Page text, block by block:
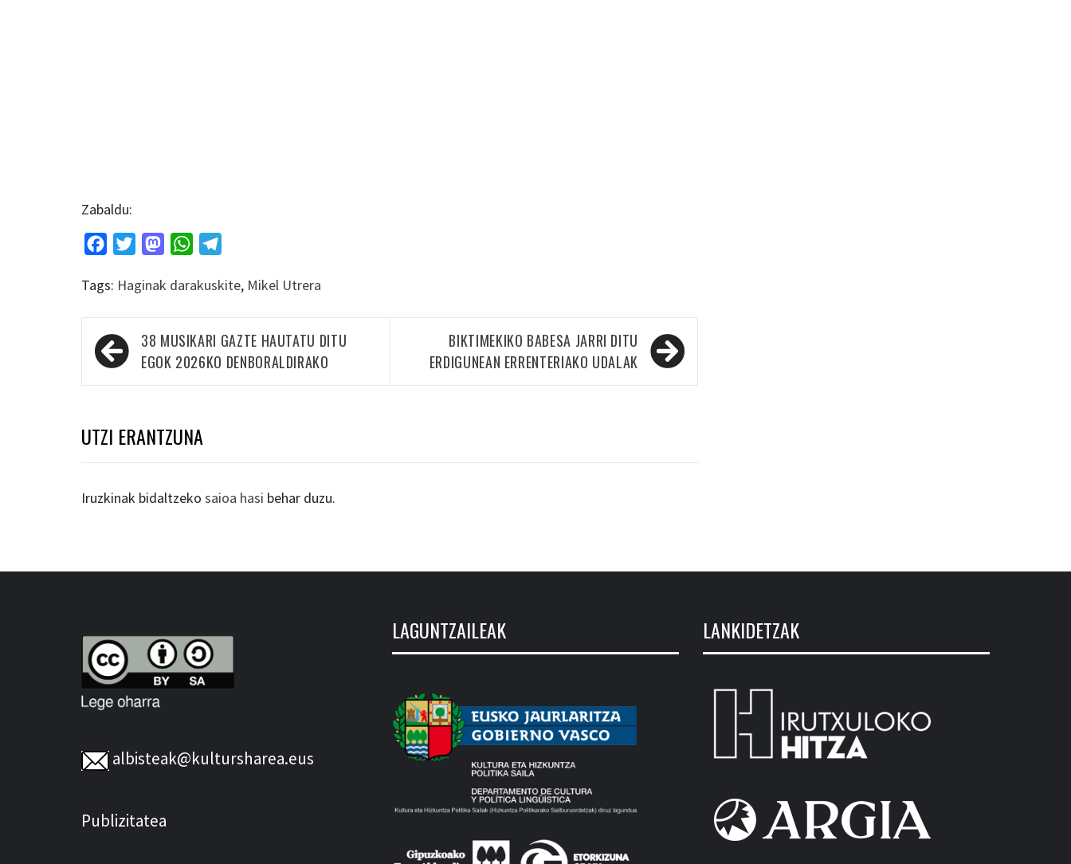
Zabaldu:
FacebookTwitterMastodonWhatsApp
Tags: Haginak darakuskite, Mikel Utrera
Bidalketetan
zehar
38 MUSIKARI GAZTE HAUTATU DITU
EGOK 2026KO DENBORALDIRAKO
BIKTIMEKIKO BABESA JARRI DITU
ERDIGUNEAN ERRENTERIAKO UDALAK
UTZI ERANTZUNA
Iruzkinak bidaltzeko saioa hasi behar duzu.
albisteak@kultursharea.eus
Publizitatea
LAGUNTZAILEAK LANKIDETZAK